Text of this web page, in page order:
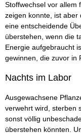
Stoffwechsel vor allem
zeigen konnte, ist aber
eine entscheidende
überstehen, wenn die
Energie aufgebraucht
gewinnen, die zuvor in
Nachts im Labor
Ausgewachsene
verwehrt wird, sterben
sonst völlig
überstehen könnten.